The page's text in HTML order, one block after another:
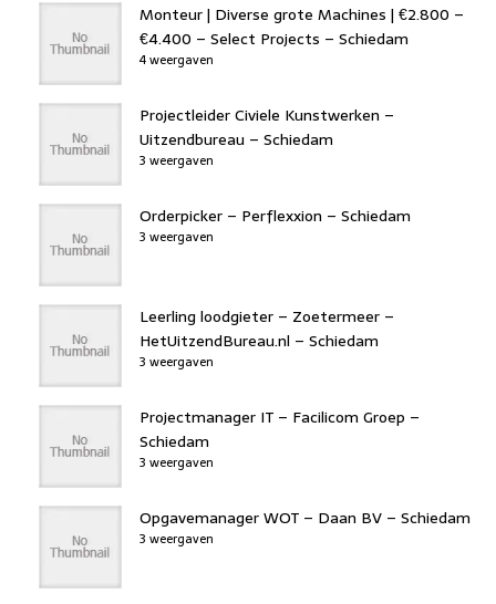
Monteur | Diverse grote Machines | €2.800 –
€4.400 – Select Projects – Schiedam
4 weergaven
Projectleider Civiele Kunstwerken –
Uitzendbureau – Schiedam
3 weergaven
Orderpicker – Perflexxion – Schiedam
3 weergaven
Leerling loodgieter – Zoetermeer –
HetUitzendBureau.nl – Schiedam
3 weergaven
Projectmanager IT – Facilicom Groep –
Schiedam
3 weergaven
Opgavemanager WOT – Daan BV – Schiedam
3 weergaven